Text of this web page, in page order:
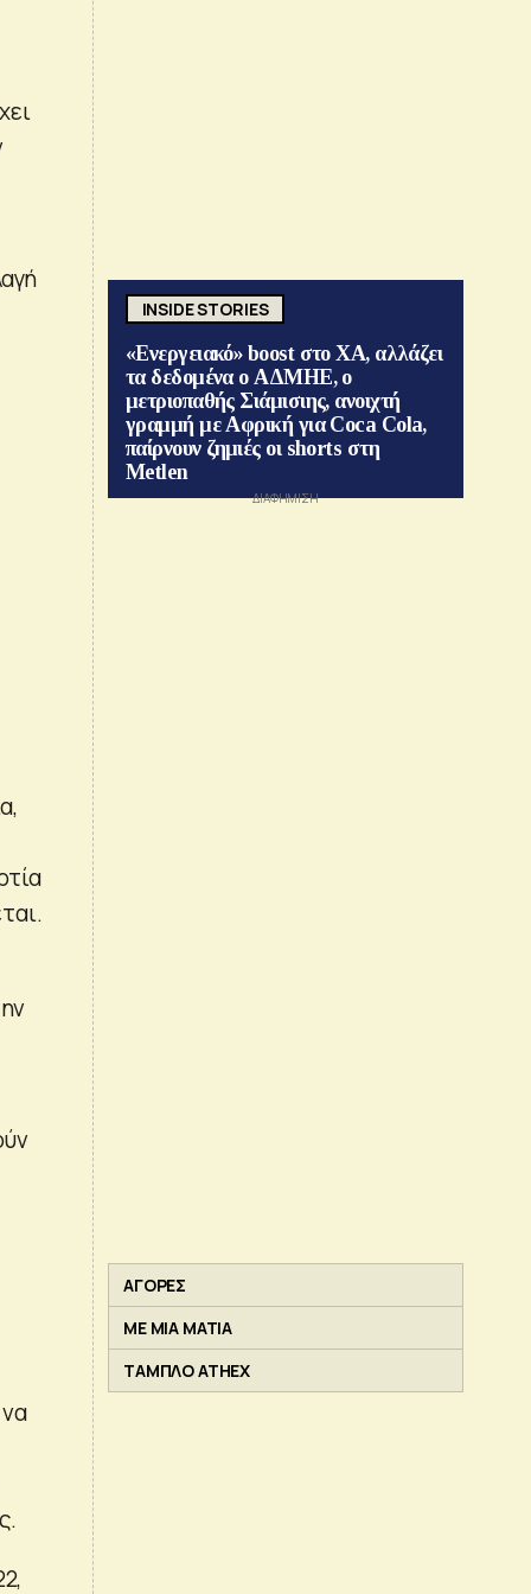
INSIDE STORIES
«Ενεργειακό» boost στο ΧΑ, αλλάζει
τα δεδομένα ο ΑΔΜΗΕ, ο
μετριοπαθής Σιάμισιης, ανοιχτή
γραμμή με Αφρική για Coca Cola,
παίρνουν ζημιές οι shorts στη
Metlen
ΑΓΟΡΕΣ
ΜΕ ΜΙΑ ΜΑΤΙΑ
ΤΑΜΠΛΟ ATHEX